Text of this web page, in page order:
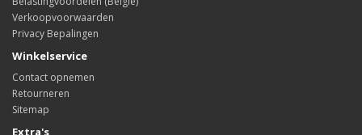
Verkoopvoorwaarden
Privacy Bepalingen
Winkelservice
Contact opnemen
Retourneren
Sitemap
Extra's